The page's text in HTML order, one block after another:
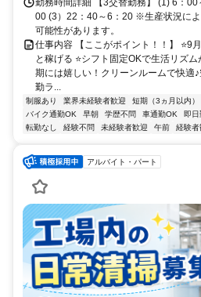
勤務時間詳細 【3交替勤務】 (1) 6：
00 (3）22：40～6：20 ※生産状況に
可能性があります。
仕事内容 【ここがポイント！！】 ⭐9
と稼げる ⭐シフト固定OKで生活リズ
期には嬉しい！クリーンルームで快適
勤ラ...
制服あり 業界未経験者歓迎 短期（3ヵ月以内）
バイク通勤OK
早朝 学歴不問 車通勤OK 即
転勤なし
経験不問 未経験者歓迎 午前 経験者
アルバイト・パート